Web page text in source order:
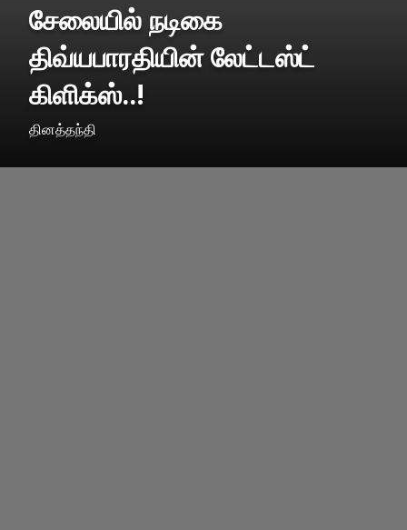
சேலையில் நடிகை
திவ்யபாரதியின் லேட்டஸ்ட்
கிளிக்ஸ்..!
தினத்தந்தி